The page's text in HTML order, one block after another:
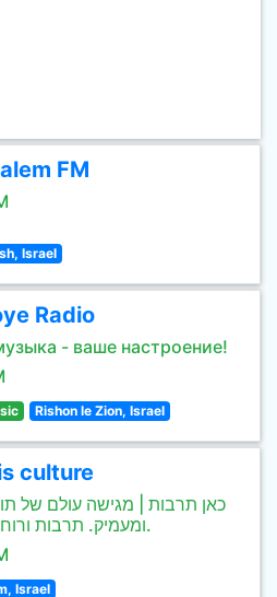
FM
Israel
Radio
- ваше настроение!
Rishon le Zion, Israel
culture
כאן תרבות | מגישה עולם של
ומעמיק. תרבות ורוח, ספרות.
Israel